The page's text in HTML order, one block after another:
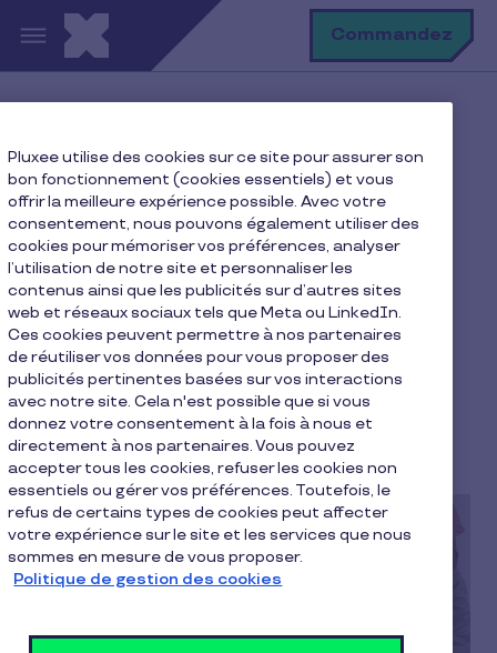
Aller au contenu principal Commandez
Le blog de la qualité de vie
Une Petite Entreprise a-t-elle droit au ticket
restaurant?
Une Petite Entreprise a-t-
elle droit au ticket
restaurant?
4 min de lecture 18/08/2021
Pluxee utilise des cookies sur ce site pour assurer son
bon fonctionnement (cookies essentiels) et vous
offrir la meilleure expérience possible. Avec votre
consentement, nous pouvons également utiliser des
cookies pour mémoriser vos préférences, analyser
l’utilisation de notre site et personnaliser les
contenus ainsi que les publicités sur d’autres sites
web et réseaux sociaux tels que Meta ou LinkedIn.
Ces cookies peuvent permettre à nos partenaires
de réutiliser vos données pour vous proposer des
publicités pertinentes basées sur vos interactions
avec notre site. Cela n'est possible que si vous
donnez votre consentement à la fois à nous et
directement à nos partenaires. Vous pouvez
accepter tous les cookies, refuser les cookies non
essentiels ou gérer vos préférences. Toutefois, le
refus de certains types de cookies peut affecter
votre expérience sur le site et les services que nous
sommes en mesure de vous proposer.
Politique de gestion des cookies